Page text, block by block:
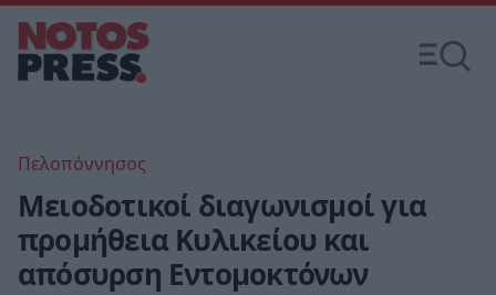
Πελοπόννησος
Μειοδοτικοί διαγωνισμοί για
προμήθεια Κυλικείου και
απόσυρση Εντομοκτόνων